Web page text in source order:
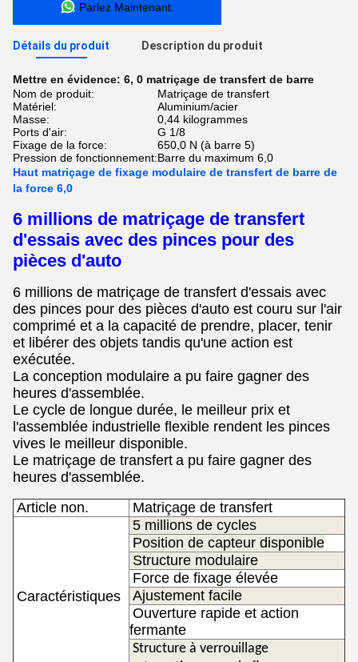
Parlez Maintenant.
Détails du produit Description du produit
Mettre en évidence: 6, 0 matriçage de transfert de barre
Nom de produit:
Matriçage de transfert
Matériel:
Aluminium/acier
Masse:
0,44 kilogrammes
Ports d'air:
G 1/8
Fixage de la force:
650,0 N (à barre 5)
Pression de fonctionnement:Barre du maximum 6,0
Haut matriçage de fixage modulaire de transfert de barre de
la force 6,0
6 millions de matriçage de transfert
d'essais avec des pinces pour des
pièces d'auto
6 millions de matriçage de transfert d'essais avec
des pinces pour des pièces d'auto est couru sur l'air
comprimé et a la capacité de prendre, placer, tenir
et libérer des objets tandis qu'une action est
exécutée.
La conception modulaire a pu faire gagner des
heures d'assemblée.
Le cycle de longue durée, le meilleur prix et
l'assemblée industrielle flexible rendent les pinces
vives le meilleur disponible.
Le matriçage de transfert a pu faire gagner des
heures d'assemblée.
Article non.
Matriçage de transfert
Caractéristiques
5 millions de cycles
Position de capteur disponible
Structure modulaire
Force de fixage élevée
Ajustement facile
Ouverture rapide et action
fermante
Structure à verrouillage